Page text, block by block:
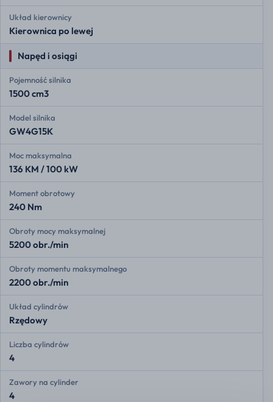
Układ kierownicy
Kierownica po lewej
Napęd i osiągi
Pojemność silnika
1500 cm3
Model silnika
GW4G15K
Moc maksymalna
136 KM / 100 kW
Moment obrotowy
240 Nm
Obroty mocy maksymalnej
5200 obr./min
Obroty momentu maksymalnego
2200 obr./min
Układ cylindrów
Rzędowy
Liczba cylindrów
4
Zawory na cylinder
4